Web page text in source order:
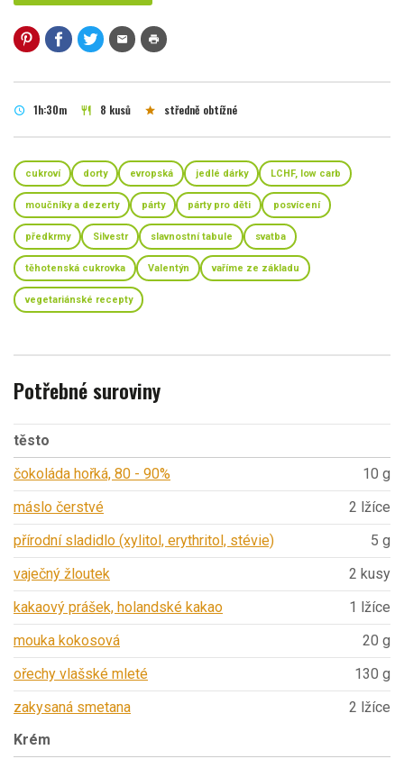
mail print
schedule 1h:30m restaurant 8 kusů star středně obtížné
cukroví dorty evropská jedlé dárky LCHF, low carb
moučníky a dezerty párty párty pro děti posvícení
předkrmy Silvestr slavnostní tabule svatba
těhotenská cukrovka Valentýn vaříme ze základu
vegetariánské recepty
Potřebné suroviny
těsto
čokoláda hořká, 80 - 90%
10 g
máslo čerstvé
2 lžíce
přírodní sladidlo (xylitol, erythritol, stévie)
5 g
vaječný žloutek
2 kusy
kakaový prášek, holandské kakao
1 lžíce
mouka kokosová
20 g
ořechy vlašské mleté
130 g
zakysaná smetana
2 lžíce
Krém